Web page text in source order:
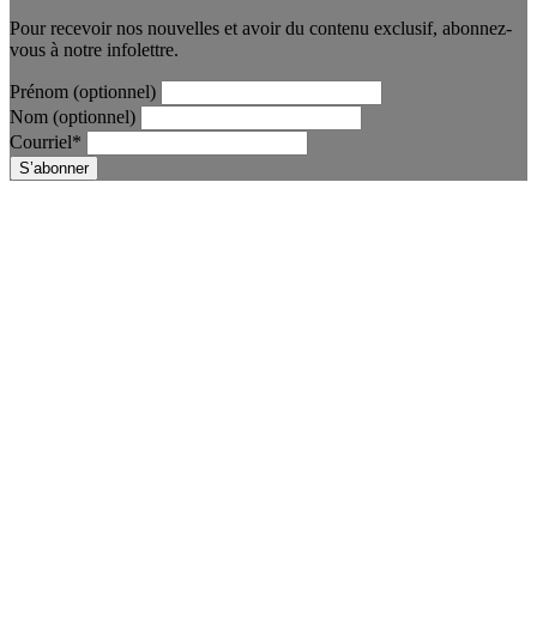
Pour recevoir nos nouvelles et avoir du contenu exclusif, abonnez-
vous à notre infolettre.
Prénom (optionnel)
Nom (optionnel)
Courriel*
S’abonner